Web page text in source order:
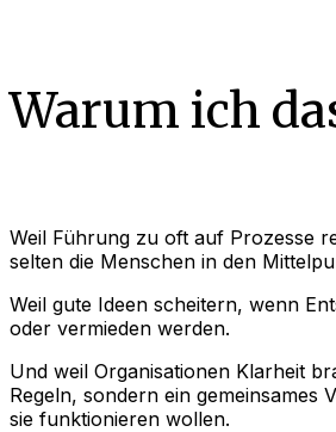
Warum ich
Weil Führung zu oft auf Prozesse
selten die Menschen in den
Weil gute Ideen scheitern, wenn
oder vermieden werden.
Und weil Organisationen Klarheit
Regeln, sondern ein gemeinsames
sie funktionieren wollen.